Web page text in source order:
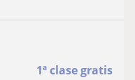
1ª clase gratis